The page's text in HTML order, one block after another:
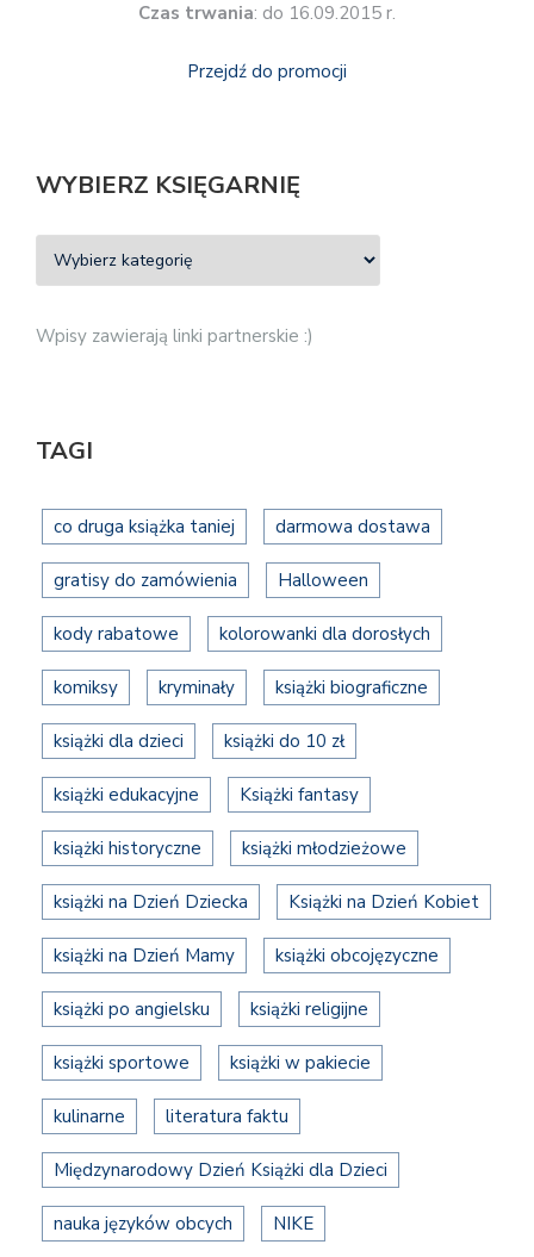
Czas trwania: do 16.09.2015 r.
Przejdź do promocji
WYBIERZ KSIĘGARNIĘ
Wpisy zawierają linki partnerskie :)
TAGI
co druga książka taniej darmowa dostawa
gratisy do zamówienia Halloween
kody rabatowe kolorowanki dla dorosłych
komiksy kryminały książki biograficzne
książki dla dzieci książki do 10 zł
książki edukacyjne Książki fantasy
książki historyczne książki młodzieżowe
książki na Dzień Dziecka Książki na Dzień Kobiet
książki na Dzień Mamy książki obcojęzyczne
książki po angielsku książki religijne
książki sportowe książki w pakiecie
kulinarne literatura faktu
Międzynarodowy Dzień Książki dla Dzieci
nauka języków obcych NIKE